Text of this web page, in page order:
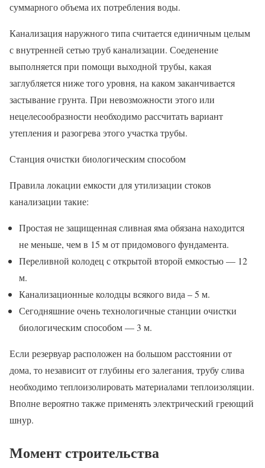
суммарного объема их потребления воды.
Канализация наружного типа считается единичным целым
с внутренней сетью труб канализации. Соеденение
выполняется при помощи выходной трубы, какая
заглубляется ниже того уровня, на каком заканчивается
застывание грунта. При невозможности этого или
нецелесообразности необходимо рассчитать вариант
утепления и разогрева этого участка трубы.
Станция очистки биологическим способом
Правила локации емкости для утилизации стоков
канализации такие:
Простая не защищенная сливная яма обязана находится
не меньше, чем в 15 м от придомового фундамента.
Переливной колодец с открытой второй емкостью — 12
м.
Канализационные колодцы всякого вида – 5 м.
Сегодняшние очень технологичные станции очистки
биологическим способом — 3 м.
Если резервуар расположен на большом расстоянии от
дома, то независит от глубины его залегания, трубу слива
необходимо теплоизолировать материалами теплоизоляции.
Вполне вероятно также применять электрический греющий
шнур.
Момент строительства